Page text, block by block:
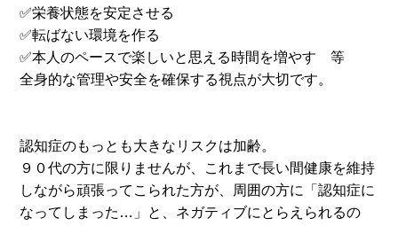
✅栄養状態を安定させる
✅転ばない環境を作る
✅本人のペースで楽しいと思える時間を増やす 等
全身的な管理や安全を確保する視点が大切です。
認知症のもっとも大きなリスクは加齢。
９０代の方に限りませんが、これまで長い間健康を維持
しながら頑張ってこられた方が、周囲の方に「認知症に
なってしまった…」と、ネガティブにとらえられるの